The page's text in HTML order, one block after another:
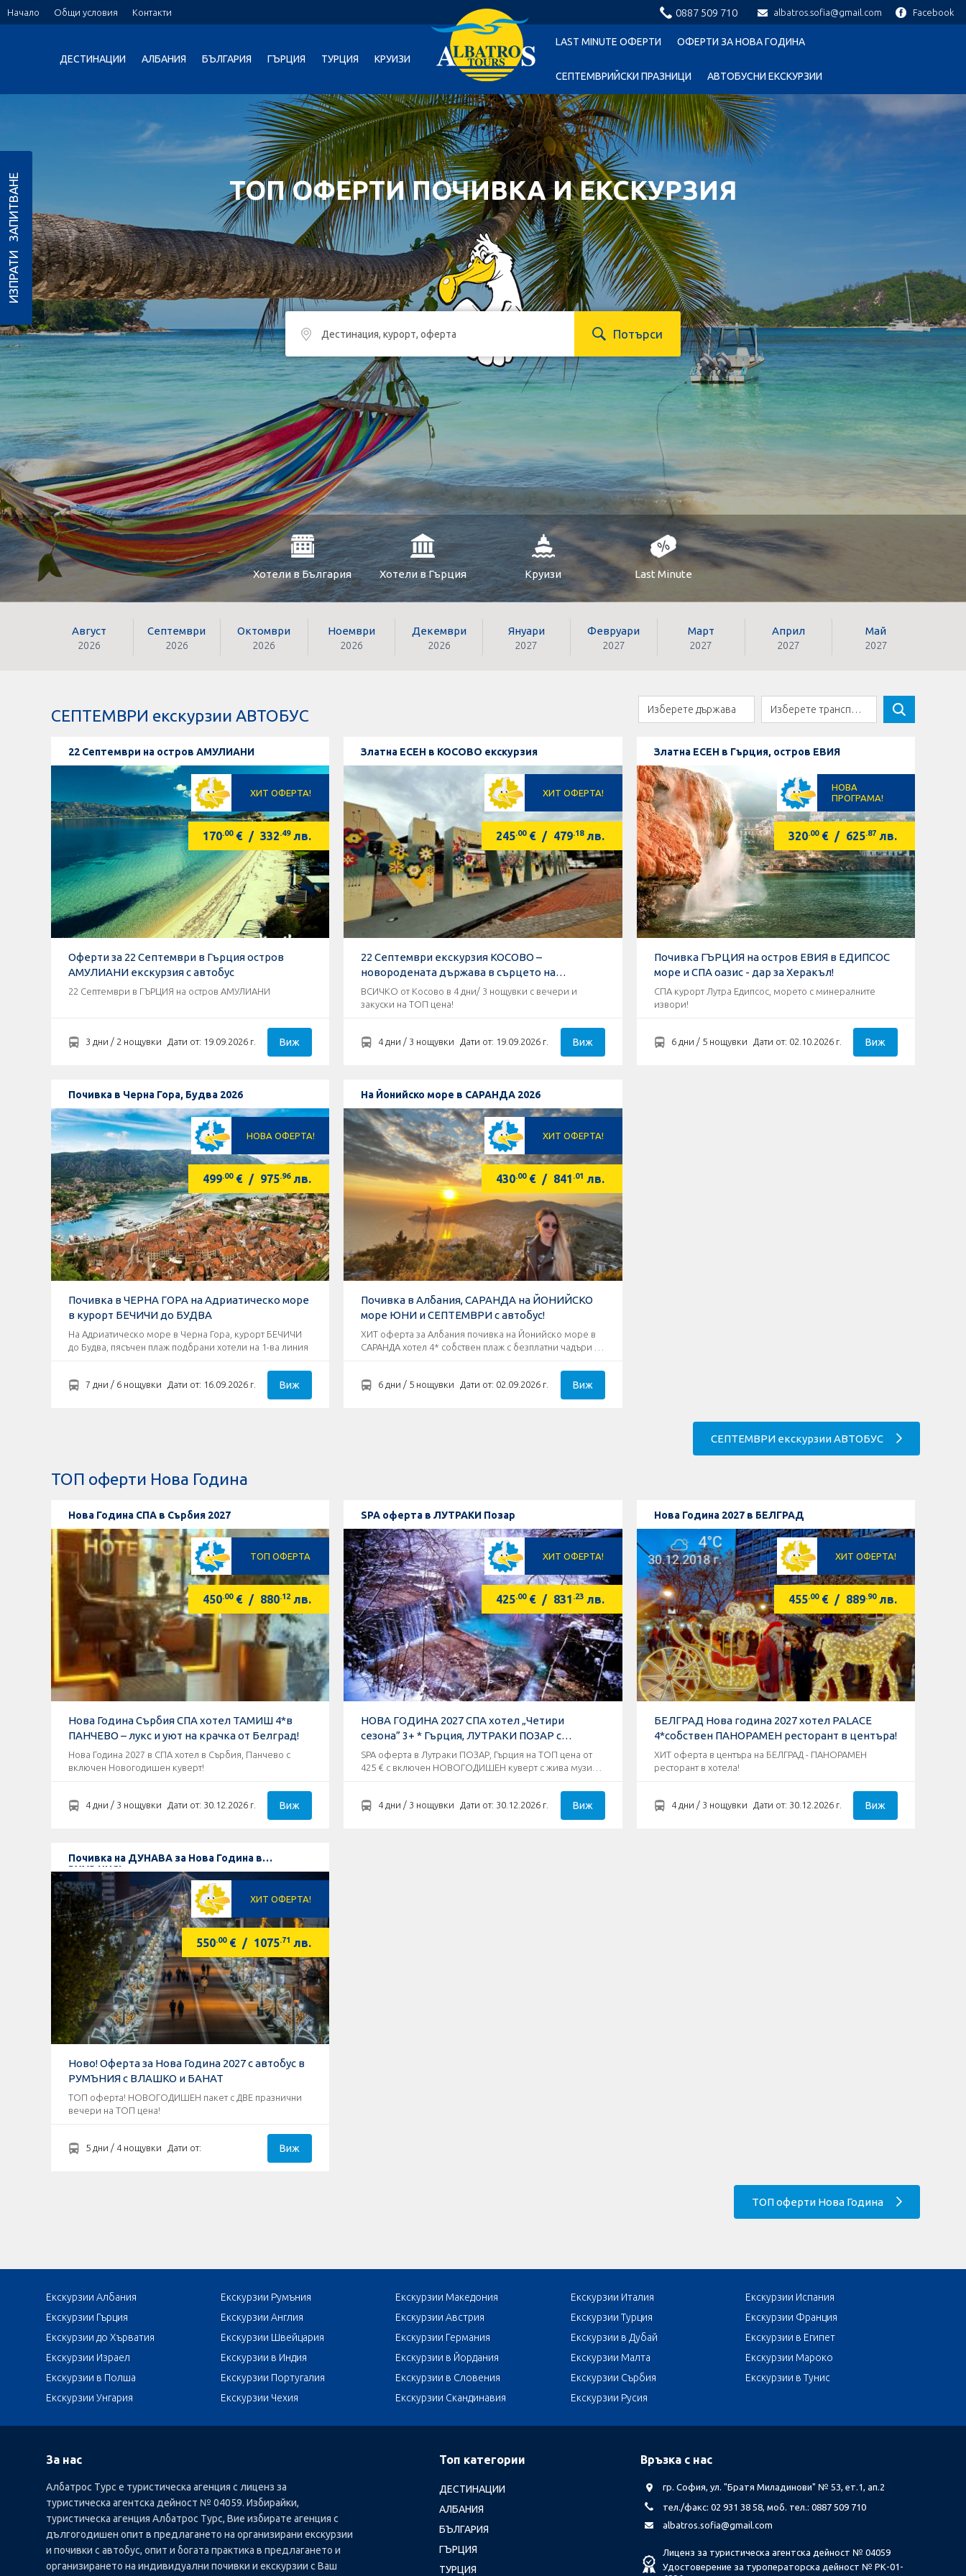
Начало Общи условия Контакти 0887 509 710 albatros.sofia@gmail.com Facebook
ДЕСТИНАЦИИ АЛБАНИЯ БЪЛГАРИЯ ГЪРЦИЯ ТУРЦИЯ КРУИЗИ
LAST MINUTE ОФЕРТИ ОФЕРТИ ЗА НОВА ГОДИНА
СЕПТЕМВРИЙСКИ ПРАЗНИЦИ АВТОБУСНИ ЕКСКУРЗИИ
ТОП ОФЕРТИ ПОЧИВКА И ЕКСКУРЗИЯ
Потърси
Хотели в България Хотели в Гърция Круизи Last Minute
Август
2026
Септември
2026
Октомври
2026
Ноември
2026
Декември
2026
Януари
2027
Февруари
2027
Март
2027
Април
2027
Май
2027
СЕПТЕМВРИ екскурзии АВТОБУС
22 Септември на остров АМУЛИАНИ
ХИТ ОФЕРТА!
170.00 € / 332.49 лв.
Оферти за 22 Септември в Гърция остров
АМУЛИАНИ екскурзия с автобус
22 Септември в ГЪРЦИЯ на остров АМУЛИАНИ
3 дни / 2 нощувки Дати от: 19.09.2026 г. Виж
Златна ЕСЕН в КОСОВО екскурзия
ХИТ ОФЕРТА!
245.00 € / 479.18 лв.
22 Септември екскурзия КОСОВО –
новородената държава в сърцето на
ДАРДАНИЯ !
ВСИЧКО от Косово в 4 дни/ 3 нощувки с вечери и
закуски на ТОП цена!
4 дни / 3 нощувки Дати от: 19.09.2026 г. Виж
Златна ЕСЕН в Гърция, остров ЕВИЯ
НОВА
ПРОГРАМА!
320.00 € / 625.87 лв.
Почивка ГЪРЦИЯ на остров ЕВИЯ в ЕДИПСОС
море и СПА оазис - дар за Херакъл!
СПА курорт Лутра Едипсос, морето с минералните
извори!
6 дни / 5 нощувки Дати от: 02.10.2026 г. Виж
Почивка в Черна Гора, Будва 2026
НОВА ОФЕРТА!
499.00 € / 975.96 лв.
Почивка в ЧЕРНА ГОРА на Адриатическо море
в курорт БЕЧИЧИ до БУДВА
На Адриатическо море в Черна Гора, курорт БЕЧИЧИ
до Будва, пясъчен плаж подбрани хотели на 1-ва линия
7 дни / 6 нощувки Дати от: 16.09.2026 г. Виж
На Йонийско море в САРАНДА 2026
ХИТ ОФЕРТА!
430.00 € / 841 .01 лв.
Почивка в Албания, САРАНДА на ЙОНИЙСКО
море ЮНИ и СЕПТЕМВРИ с автобус!
ХИТ оферта за Албания почивка на Йонийско море в
САРАНДА хотел 4* собствен плаж с безплатни чадъри и
6 дни / 5 нощувки Дати от: 02.09.2026 г. Виж
СЕПТЕМВРИ екскурзии АВТОБУС
ТОП оферти Нова Година
Нова Година СПА в Сърбия 2027
ТОП ОФЕРТА
450.00 € / 880.12 лв.
Нова Година Сърбия СПА хотел ТАМИШ 4*в
ПАНЧЕВО – лукс и уют на крачка от Белград!
Нова Година 2027 в СПА хотел в Сърбия, Панчево с
включен Новогодишен куверт!
4 дни / 3 нощувки Дати от: 30.12.2026 г. Виж
SPA оферта в ЛУТРАКИ Позар
ХИТ ОФЕРТА!
425.00 € / 831 .23 лв.
НОВА ГОДИНА 2027 СПА хотел „Четири
сезона” 3+ * Гърция, ЛУТРАКИ ПОЗАР с
КАСТОРИЯ
SPA оферта в Лутраки ПОЗАР, Гърция на ТОП цена от
425 € с включен НОВОГОДИШЕН куверт с жива музика
4 дни / 3 нощувки Дати от: 30.12.2026 г. Виж
Нова Година 2027 в БЕЛГРАД
ХИТ ОФЕРТА!
455.00 € / 889.90 лв.
БЕЛГРАД Нова година 2027 хотел PALACE
4*собствен ПАНОРАМЕН ресторант в центъра!
ХИТ оферта в центъра на БЕЛГРАД - ПАНОРАМЕН
ресторант в хотела!
4 дни / 3 нощувки Дати от: 30.12.2026 г. Виж
Почивка на ДУНАВА за Нова Година в
РУМЪНИЯ!
ХИТ ОФЕРТА!
550 .00 € / 1075 .71 лв.
Ново! Оферта за Нова Година 2027 с автобус в
РУМЪНИЯ с ВЛАШКО и БАНАТ
ТОП оферта! НОВОГОДИШЕН пакет с ДВЕ празнични
вечери на ТОП цена!
5 дни / 4 нощувки Дати от: Виж
ТОП оферти Нова Година
Екскурзии Албания Екскурзии Румъния Екскурзии Македония Екскурзии Италия
Екскурзии Испания
Екскурзии Гърция
Екскурзии Англия Екскурзии Австрия Екскурзии Турция
Екскурзии Франция
Екскурзии до Хърватия
Екскурзии Швейцария Екскурзии Германия Екскурзии в Дубай
Екскурзии в Египет
Екскурзии Израел
Екскурзии в Индия Екскурзии в Йордания Екскурзии Малта
Екскурзии Мароко
Екскурзии в Полша
Екскурзии Португалия Екскурзии в Словения Екскурзии Сърбия
Екскурзии в Тунис
Екскурзии Унгария
Екскурзии Чехия Екскурзии Скандинавия Екскурзии Русия
За нас
Албатрос Турс е туристическа агенция с лиценз за
туристическа агентска дейност № 04059. Избирайки,
туристическа агенция Албатрос Турс, Вие избирате агенция с
дългогодишен опит в предлагането на организирани екскурзии
и почивки с автобус, опит и богата практика в предлагането и
организирането на индивидуални почивки и екскурзии с Ваш
Топ категории
ДЕСТИНАЦИИ
АЛБАНИЯ
БЪЛГАРИЯ
ГЪРЦИЯ
ТУРЦИЯ
Връзка с нас
гр. София, ул. "Братя Миладинови" № 53, ет.1, ап.2
тел./факс: 02 931 38 58, моб. тел.: 0887 509 710
albatros.sofia@gmail.com
Лиценз за туристическа агентска дейност № 04059
Удостоверение за туроператорска дейност № РК-01-
ИЗПРАТИ ЗАПИТВАНЕ